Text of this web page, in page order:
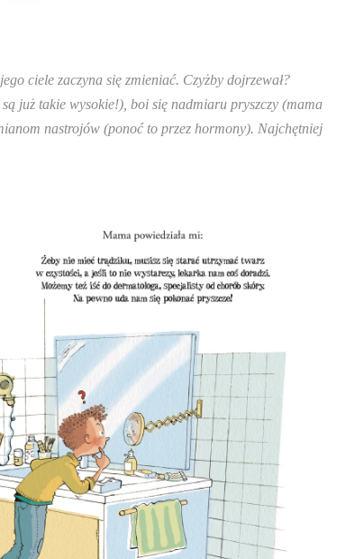
ciele zaczyna się zmieniać. Czyżby dojrzewał?
już takie wysokie!), boi się nadmiaru pryszczy (mama
nastrojów (ponoć to przez hormony). Najchętniej